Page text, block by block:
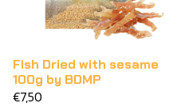
Fish Dried with sesame
100g by BDMP
€7,50